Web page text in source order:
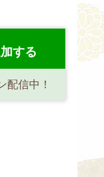
する
配信中！